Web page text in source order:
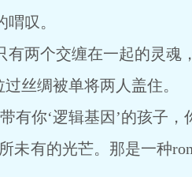
叹。
个交缠在一起的灵魂
丝绸被单将两人盖住。
你‘逻辑基因’的孩子，
有的光芒。那是一种